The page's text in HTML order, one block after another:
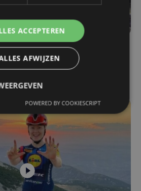
| 22:36
met West-Vlamingen wint voor
ACCEPTEREN
AFWIJZEN
POWERED BY COOKIESCRIPT